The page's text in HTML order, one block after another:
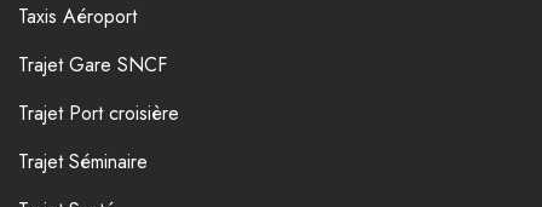
Taxis Aéroport
Trajet Gare SNCF
Trajet Port croisière
Trajet Séminaire